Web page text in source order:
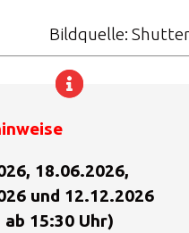
Bildquelle:
18.06.2026,
und 12.12.2026
15:30 Uhr)